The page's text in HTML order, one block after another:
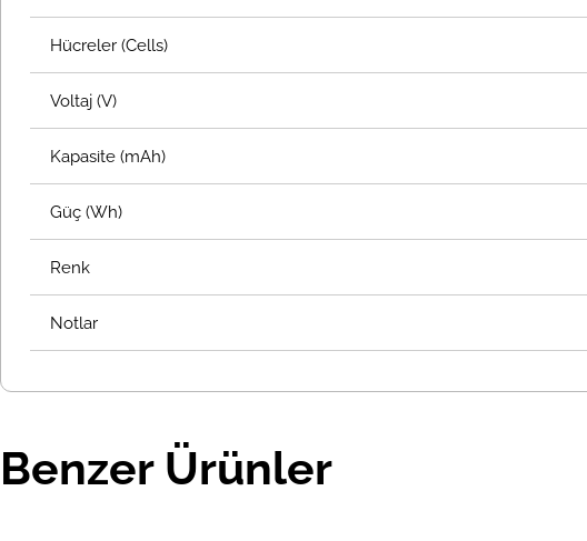
Hücreler (Cells)
Voltaj (V)
Kapasite (mAh)
Güç (Wh)
Renk
Notlar
Benzer Ürünler